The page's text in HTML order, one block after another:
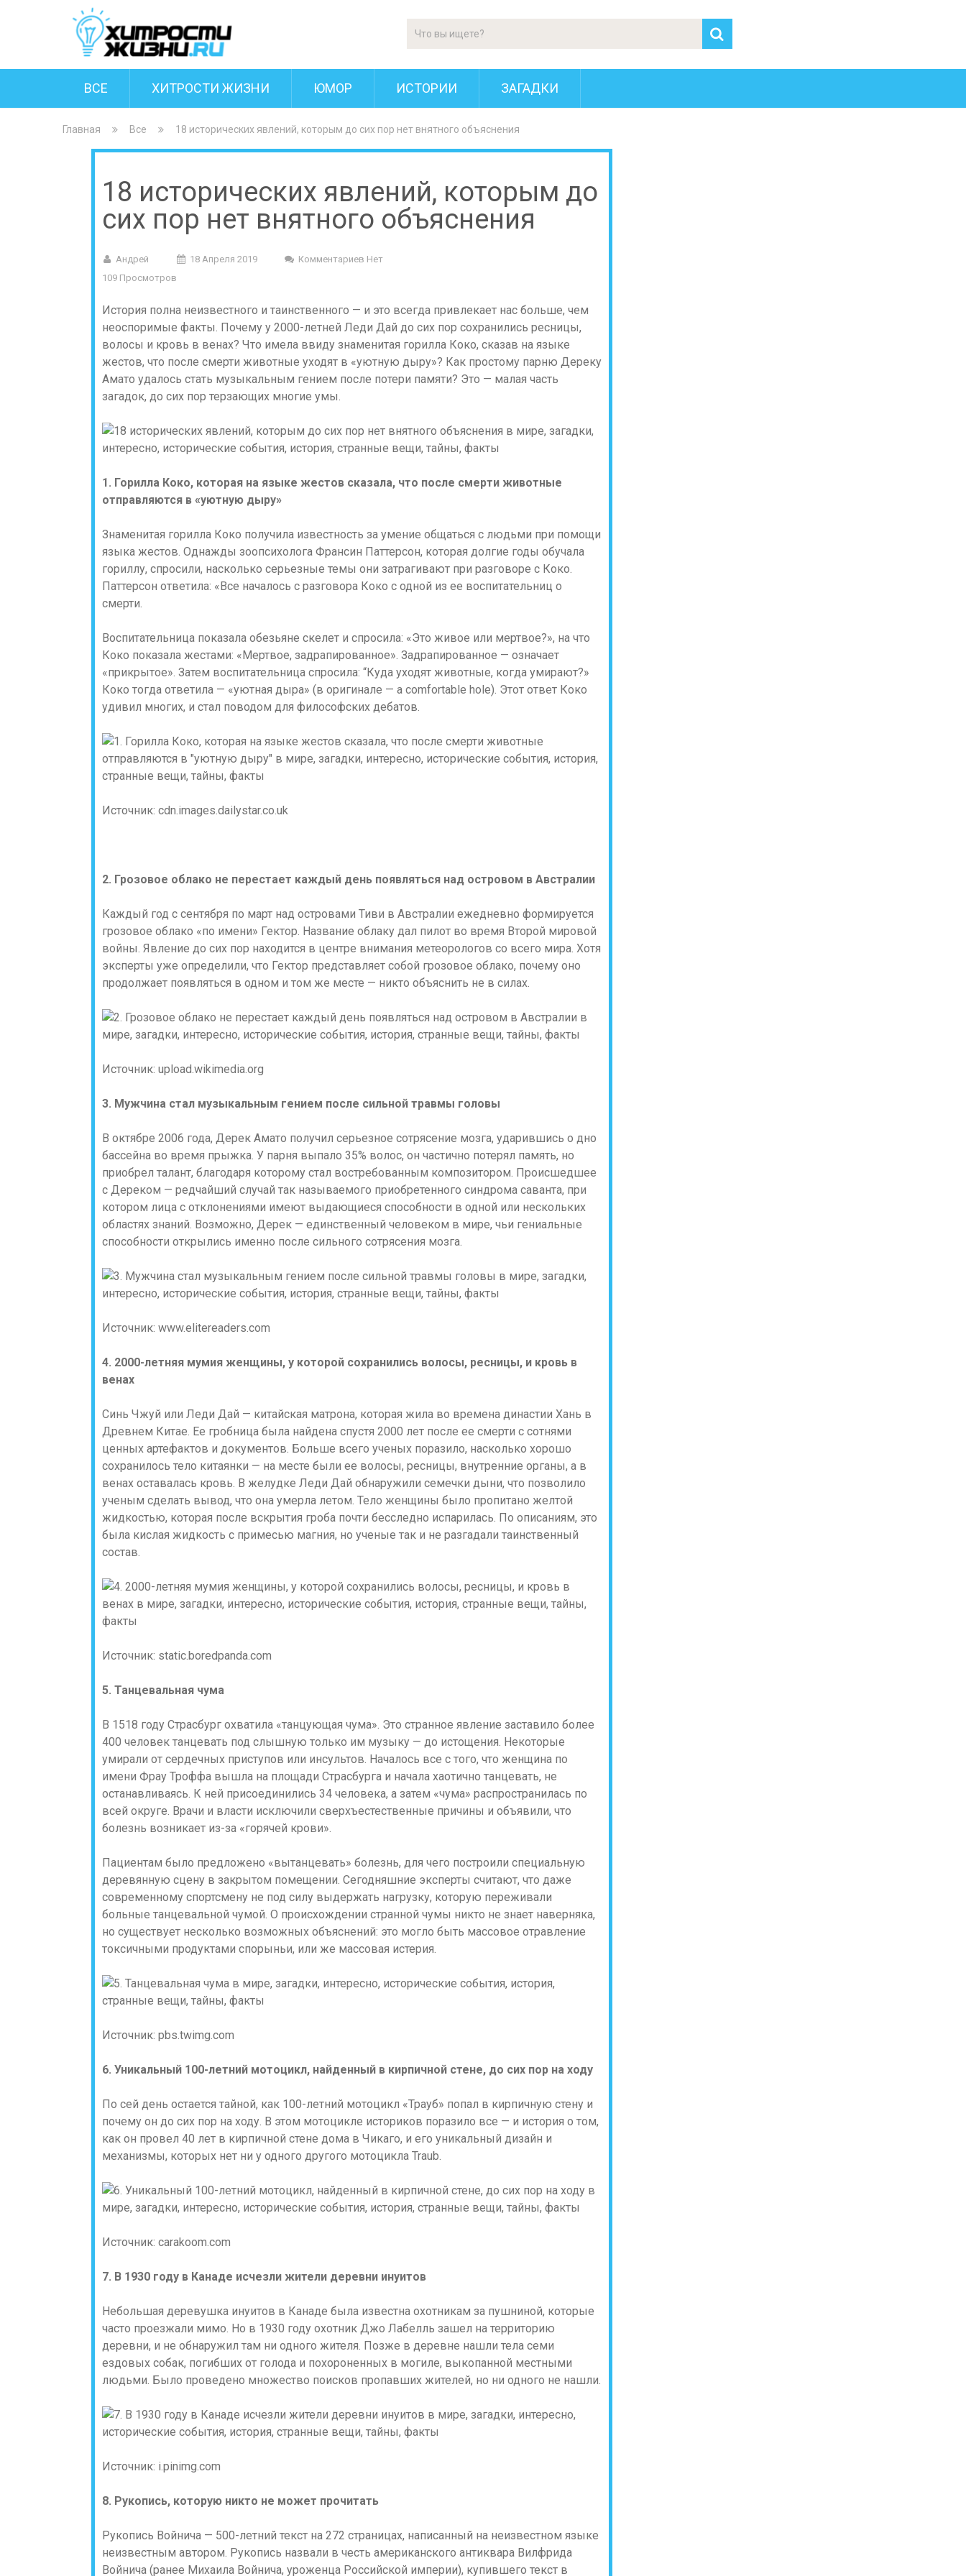
ВСЕ ХИТРОСТИ ЖИЗНИ ЮМОР ИСТОРИИ ЗАГАДКИ
Главная Все 18 исторических явлений, которым до сих пор нет внятного объяснения
18 исторических явлений, которым до
сих пор нет внятного объяснения
Андрей 18 Апреля 2019
Комментариев Нет
109 Просмотров
История полна неизвестного и таинственного — и это всегда привлекает нас больше, чем
неоспоримые факты. Почему у 2000-летней Леди Дай до сих пор сохранились ресницы,
волосы и кровь в венах? Что имела ввиду знаменитая горилла Коко, сказав на языке
жестов, что после смерти животные уходят в «уютную дыру»? Как простому парню Дереку
Амато удалось стать музыкальным гением после потери памяти? Это — малая часть
загадок, до сих пор терзающих многие умы.
1. Горилла Коко, которая на языке жестов сказала, что после смерти животные
отправляются в «уютную дыру»
Знаменитая горилла Коко получила известность за умение общаться с людьми при помощи
языка жестов. Однажды зоопсихолога Франсин Паттерсон, которая долгие годы обучала
гориллу, спросили, насколько серьезные темы они затрагивают при разговоре с Коко.
Паттерсон ответила: «Все началось с разговора Коко с одной из ее воспитательниц о
смерти.
Воспитательница показала обезьяне скелет и спросила: «Это живое или мертвое?», на что
Коко показала жестами: «Мертвое, задрапированное». Задрапированное — означает
«прикрытое». Затем воспитательница спросила: “Куда уходят животные, когда умирают?»
Коко тогда ответила — «уютная дыра» (в оригинале — a comfortable hole). Этот ответ Коко
удивил многих, и стал поводом для философских дебатов.
Источник: cdn.images.dailystar.co.uk
2. Грозовое облако не перестает каждый день появляться над островом в Австралии
Каждый год с сентября по март над островами Тиви в Австралии ежедневно формируется
грозовое облако «по имени» Гектор. Название облаку дал пилот во время Второй мировой
войны. Явление до сих пор находится в центре внимания метеорологов со всего мира. Хотя
эксперты уже определили, что Гектор представляет собой грозовое облако, почему оно
продолжает появляться в одном и том же месте — никто объяснить не в силах.
Источник: upload.wikimedia.org
3. Мужчина стал музыкальным гением после сильной травмы головы
В октябре 2006 года, Дерек Амато получил серьезное сотрясение мозга, ударившись о дно
бассейна во время прыжка. У парня выпало 35% волос, он частично потерял память, но
приобрел талант, благодаря которому стал востребованным композитором. Происшедшее
с Дереком — редчайший случай так называемого приобретенного синдрома саванта, при
котором лица с отклонениями имеют выдающиеся способности в одной или нескольких
областях знаний. Возможно, Дерек — единственный человеком в мире, чьи гениальные
способности открылись именно после сильного сотрясения мозга.
Источник: www.elitereaders.com
4. 2000-летняя мумия женщины, у которой сохранились волосы, ресницы, и кровь в
венах
Синь Чжуй или Леди Дай — китайская матрона, которая жила во времена династии Хань в
Древнем Китае. Ее гробница была найдена спустя 2000 лет после ее смерти с сотнями
ценных артефактов и документов. Больше всего ученых поразило, насколько хорошо
сохранилось тело китаянки — на месте были ее волосы, ресницы, внутренние органы, а в
венах оставалась кровь. В желудке Леди Дай обнаружили семечки дыни, что позволило
ученым сделать вывод, что она умерла летом. Тело женщины было пропитано желтой
жидкостью, которая после вскрытия гроба почти бесследно испарилась. По описаниям, это
была кислая жидкость с примесью магния, но ученые так и не разгадали таинственный
состав.
Источник: static.boredpanda.com
5. Танцевальная чума
В 1518 году Страсбург охватила «танцующая чума». Это странное явление заставило более
400 человек танцевать под слышную только им музыку — до истощения. Некоторые
умирали от сердечных приступов или инсультов. Началось все с того, что женщина по
имени Фрау Троффа вышла на площади Страсбурга и начала хаотично танцевать, не
останавливаясь. К ней присоединились 34 человека, а затем «чума» распространилась по
всей округе. Врачи и власти исключили сверхъестественные причины и объявили, что
болезнь возникает из-за «горячей крови».
Пациентам было предложено «вытанцевать» болезнь, для чего построили специальную
деревянную сцену в закрытом помещении. Сегодняшние эксперты считают, что даже
современному спортсмену не под силу выдержать нагрузку, которую переживали
больные танцевальной чумой. О происхождении странной чумы никто не знает наверняка,
но существует несколько возможных объяснений: это могло быть массовое отравление
токсичными продуктами спорыньи, или же массовая истерия.
Источник: pbs.twimg.com
6. Уникальный 100-летний мотоцикл, найденный в кирпичной стене, до сих пор на ходу
По сей день остается тайной, как 100-летний мотоцикл «Трауб» попал в кирпичную стену и
почему он до сих пор на ходу. В этом мотоцикле историков поразило все — и история о том,
как он провел 40 лет в кирпичной стене дома в Чикаго, и его уникальный дизайн и
механизмы, которых нет ни у одного другого мотоцикла Traub.
Источник: carakoom.com
7. В 1930 году в Канаде исчезли жители деревни инуитов
Небольшая деревушка инуитов в Канаде была известна охотникам за пушниной, которые
часто проезжали мимо. Но в 1930 году охотник Джо Лабелль зашел на территорию
деревни, и не обнаружил там ни одного жителя. Позже в деревне нашли тела семи
ездовых собак, погибших от голода и похороненных в могиле, выкопанной местными
людьми. Было проведено множество поисков пропавших жителей, но ни одного не нашли.
Источник: i.pinimg.com
8. Рукопись, которую никто не может прочитать
Рукопись Войнича — 500-летний текст на 272 страницах, написанный на неизвестном языке
неизвестным автором. Рукопись назвали в честь американского антиквара Вилфрида
Войнича (ранее Михаила Войнича, уроженца Российской империи), купившего текст в